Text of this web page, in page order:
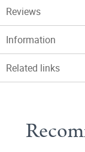
Reviews
Information
Related links